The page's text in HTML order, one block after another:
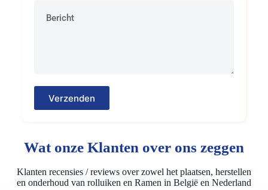
Verzenden
Wat onze Klanten over ons zeggen
Klanten recensies / reviews over zowel het plaatsen, herstellen
en onderhoud van rolluiken en Ramen in België en Nederland